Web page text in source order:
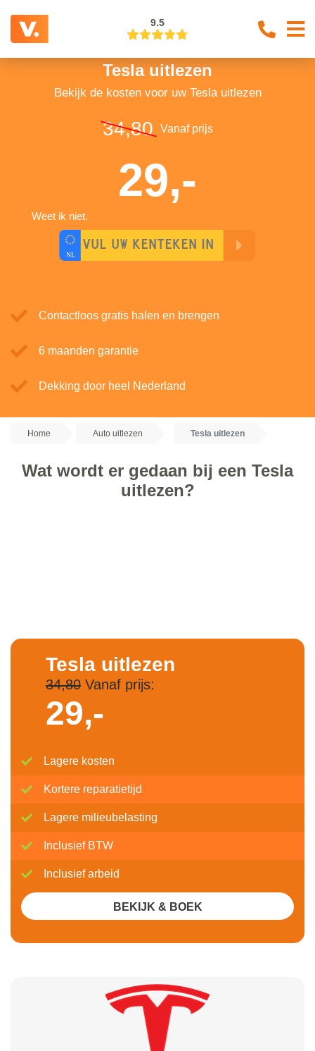
9.5
Tesla uitlezen
Bekijk de kosten voor uw Tesla uitlezen
34,80 Vanaf prijs
29,-
Weet ik niet.
Contactloos gratis halen en brengen
6 maanden garantie
Dekking door heel Nederland
Home Auto uitlezen Tesla uitlezen
Wat wordt er gedaan bij een Tesla
uitlezen?
Tesla uitlezen
34,80Vanaf prijs:
29,-
Lagere kosten
Kortere reparatietijd
Lagere milieubelasting
Inclusief BTW
Inclusief arbeid
BEKIJK & BOEK